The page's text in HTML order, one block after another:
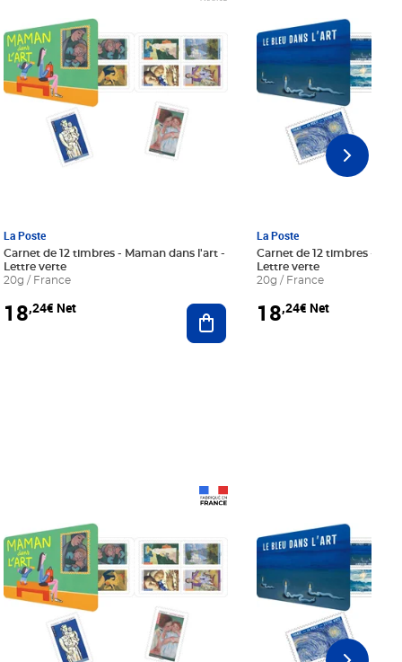
au panier
La Poste
Carnet de 12 timbres - Maman dans l'art -
Lettre verte
20g / France
18,24€ Net Ajouter au panier
La Poste
Carnet de 12 timbres - Le
Lettre verte
20g / France
18,24€ Net